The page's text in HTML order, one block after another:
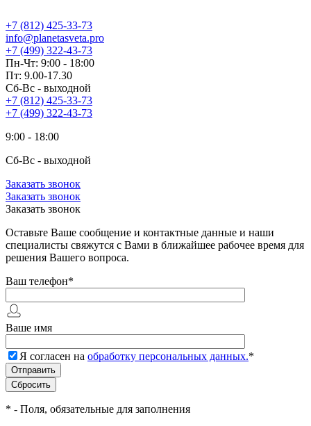
+7 (812) 425-33-73
info@planetasveta.pro
+7 (499) 322-43-73
Пн-Чт: 9:00 - 18:00
Пт: 9.00-17.30
Сб-Вс - выходной
+7 (812) 425-33-73
+7 (499) 322-43-73
9:00 - 18:00
Сб-Вс - выходной
Заказать звонок
Заказать звонок
Заказать звонок
Оставьте Ваше сообщение и контактные данные и наши
специалисты свяжутся с Вами в ближайшее рабочее время для
решения Вашего вопроса.
Ваш телефон*
Ваше имя
Я согласен на обработку персональных данных.*
* - Поля, обязательные для заполнения